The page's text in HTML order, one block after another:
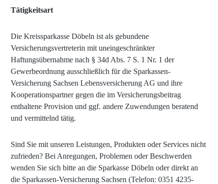
Tätigkeitsart
Die Kreissparkasse Döbeln ist als gebundene
Versicherungsvertreterin mit uneingeschränkter
Haftungsübernahme nach § 34d Abs. 7 S. 1 Nr. 1 der
Gewerbeordnung ausschließlich für die Sparkassen-
Versicherung Sachsen Lebensversicherung AG und ihre
Kooperationspartner gegen die im Versicherungsbeitrag
enthaltene Provision und ggf. andere Zuwendungen beratend
und vermittelnd tätig.
Sind Sie mit unseren Leistungen, Produkten oder Services nicht
zufrieden? Bei Anregungen, Problemen oder Beschwerden
wenden Sie sich bitte an die Sparkasse Döbeln oder direkt an
die Sparkassen-Versicherung Sachsen (Telefon: 0351 4235-